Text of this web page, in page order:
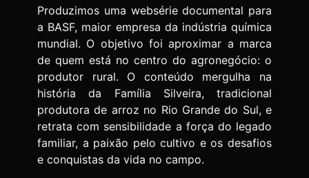
Produzimos uma websérie documental para
a BASF, maior empresa da indústria química
mundial. O objetivo foi aproximar a marca
de quem está no centro do agronegócio: o
produtor rural. O conteúdo mergulha na
história da Família Silveira, tradicional
produtora de arroz no Rio Grande do Sul, e
retrata com sensibilidade a força do legado
familiar, a paixão pelo cultivo e os desafios
e conquistas da vida no campo.